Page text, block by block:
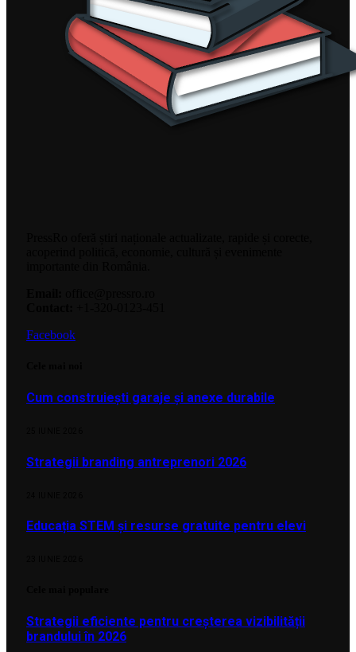
Facebook
Cum construiești garaje și anexe durabile
Strategii branding antreprenori 2026
Educația STEM și resurse gratuite pentru elevi
Strategii eficiente pentru creșterea vizibilității
brandului în 2026